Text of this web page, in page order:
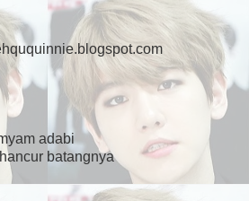
adabi
batangnya